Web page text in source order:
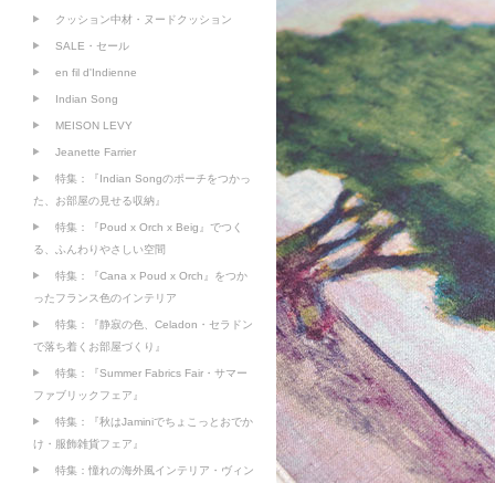
クッション中材・ヌードクッション
SALE・セール
en fil d'Indienne
Indian Song
MEISON LEVY
Jeanette Farrier
特集：『Indian Songのポーチをつかっ
た、お部屋の見せる収納』
特集：『Poud x Orch x Beig』でつく
る、ふんわりやさしい空間
特集：『Cana x Poud x Orch』をつか
ったフランス色のインテリア
特集：『静寂の色、Celadon・セラドン
で落ち着くお部屋づくり』
特集：『Summer Fabrics Fair・サマー
ファブリックフェア』
特集：『秋はJaminiでちょこっとおでか
け・服飾雑貨フェア』
特集：憧れの海外風インテリア・ヴィン